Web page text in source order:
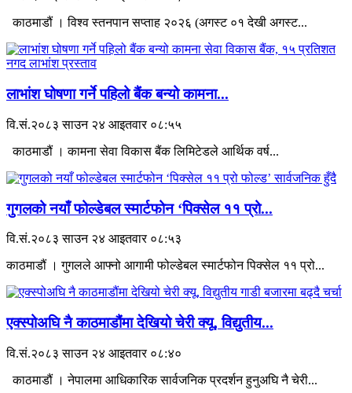
काठमाडौं । विश्व स्तनपान सप्ताह २०२६ (अगस्ट ०१ देखी अगस्ट...
लाभांश घोषणा गर्ने पहिलो बैंक बन्यो कामना...
वि.सं.२०८३ साउन २४ आइतवार ०८:५५
काठमाडौं । कामना सेवा विकास बैंक लिमिटेडले आर्थिक वर्ष...
गुगलको नयाँ फोल्डेबल स्मार्टफोन ‘पिक्सेल ११ प्रो...
वि.सं.२०८३ साउन २४ आइतवार ०८:५३
काठमाडौं । गुगलले आफ्नो आगामी फोल्डेबल स्मार्टफोन पिक्सेल ११ प्रो...
एक्स्पोअघि नै काठमाडौंमा देखियो चेरी क्यू, विद्युतीय...
वि.सं.२०८३ साउन २४ आइतवार ०८:४०
काठमाडौं । नेपालमा आधिकारिक सार्वजनिक प्रदर्शन हुनुअघि नै चेरी...